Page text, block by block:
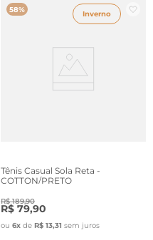
Inverno
58%
Tênis Casual Sola Reta -
COTTON/PRETO
R$ 189,90
R$ 79,90
ou 6x de R$ 13,31 sem juros